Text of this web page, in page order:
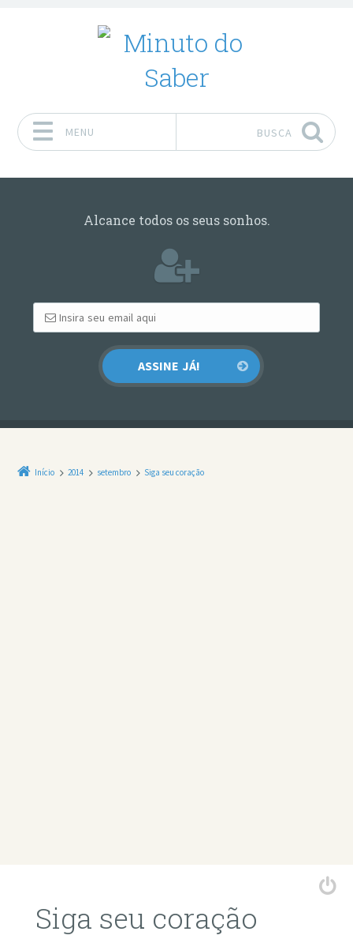
MENU BUSCA
Alcance todos os seus sonhos.
Início 2014 setembro Siga seu coração
Siga seu coração